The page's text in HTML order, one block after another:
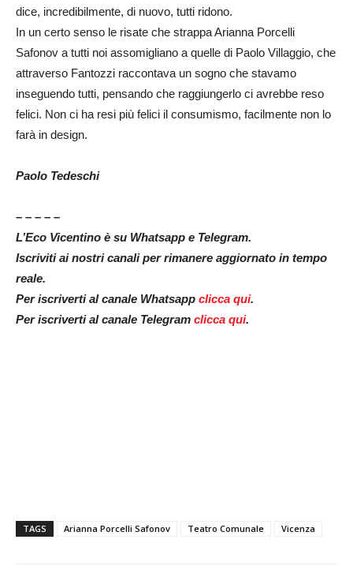
dice, incredibilmente, di nuovo, tutti ridono.
In un certo senso le risate che strappa Arianna Porcelli
Safonov a tutti noi assomigliano a quelle di Paolo Villaggio, che
attraverso Fantozzi raccontava un sogno che stavamo
inseguendo tutti, pensando che raggiungerlo ci avrebbe reso
felici. Non ci ha resi più felici il consumismo, facilmente non lo
farà in design.
Paolo Tedeschi
– – – – –
L’Eco Vicentino è su Whatsapp e Telegram.
Iscriviti ai nostri canali per rimanere aggiornato in tempo
reale.
Per iscriverti al canale Whatsapp clicca qui.
Per iscriverti al canale Telegram clicca qui.
TAGS Arianna Porcelli Safonov Teatro Comunale Vicenza